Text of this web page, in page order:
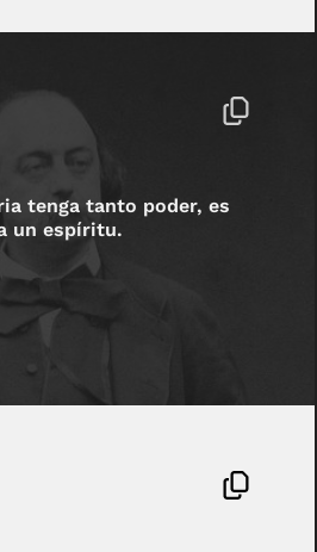
tenga tanto poder, es
un espíritu.